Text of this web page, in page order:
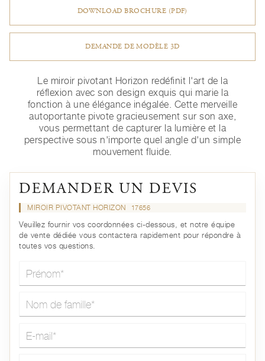
DOWNLOAD BROCHURE (PDF)
DEMANDE DE MODÈLE 3D
Le miroir pivotant Horizon redéfinit l'art de la
réflexion avec son design exquis qui marie la
fonction à une élégance inégalée. Cette merveille
autoportante pivote gracieusement sur son axe,
vous permettant de capturer la lumière et la
perspective sous n'importe quel angle d'un simple
mouvement fluide.
DEMANDER UN DEVIS
MIROIR PIVOTANT HORIZON 17656
Veuillez fournir vos coordonnées ci-dessous, et notre équipe
de vente dédiée vous contactera rapidement pour répondre à
toutes vos questions.